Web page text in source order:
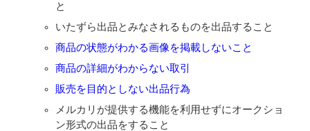
と
いたずら出品とみなされるものを出品すること
商品の状態がわかる画像を掲載しないこと
商品の詳細がわからない取引
販売を目的としない出品行為
メルカリが提供する機能を利用せずにオークショ
ン形式の出品をすること